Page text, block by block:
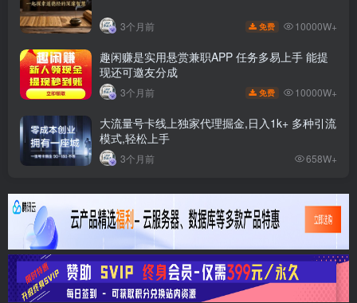
3个月前 免费 10000W+
趣闲赚是实用悬赏兼职APP 任务多易上手 能提
现还可邀友分成
3个月前 免费 10000W+
大流量号卡线上独家代理掘金,日入1k+ 多种引流
模式,轻松上手
3个月前 658W+